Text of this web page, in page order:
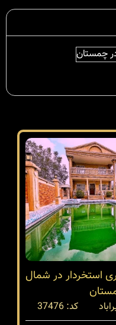
چمستان
ویلا200متری استخردار در شمال
کد: 37476